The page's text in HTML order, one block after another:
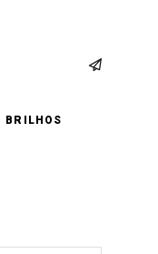
BRILHOS